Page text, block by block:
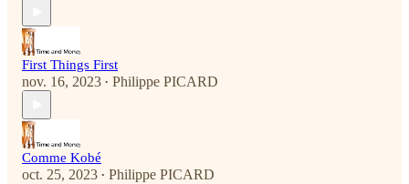
First Things First
nov. 16, 2023 • Philippe PICARD
Comme Kobé
oct. 25, 2023 • Philippe PICARD